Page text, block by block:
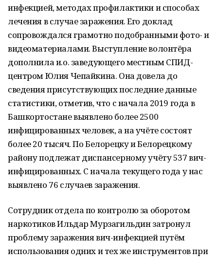
инфекцией, методах профилактики и способах
лечения в случае заражения. Его доклад
сопровождался грамотно подобранными фото- и
видеоматериалами. Выступление волонтёра
дополнила и.о. заведующего местным СПИД-
центром Юлия Чепайкина. Она довела до
сведения присутствующих последние данные
статистики, отметив, что с начала 2019 года в
Башкортостане выявлено более 2500
инфицированных человек, а на учёте состоят
более 20 тысяч. По Белорецку и Белорецкому
району подлежат диспансерному учёту 537 вич-
инфицированных. С начала текущего года у нас
выявлено 76 случаев заражения.
Сотрудник отдела по контролю за оборотом
наркотиков Ильдар Мурзагильдин затронул
проблему заражения вич-инфекцией путём
использования одних и тех же инструментов при